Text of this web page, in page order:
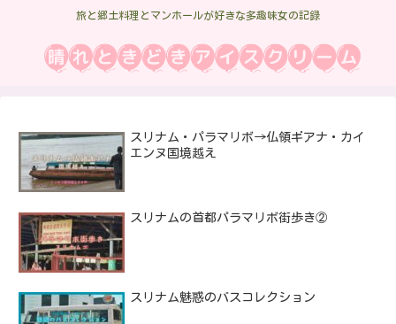
旅と郷土料理とマンホールが好きな多趣味女の記録
スリナム・パラマリボ→仏領ギアナ・カイ
エンヌ国境越え
スリナムの首都パラマリボ街歩き②
スリナム魅惑のバスコレクション